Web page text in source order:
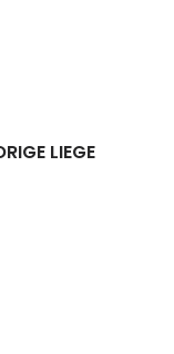
LIEGE